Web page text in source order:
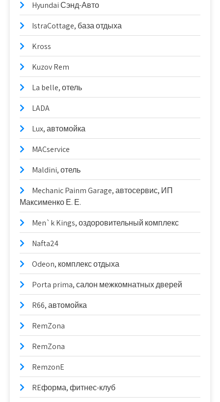
Hyundai Сэнд-Авто
IstraCottage, база отдыха
Kross
Kuzov Rem
La belle, отель
LADA
Lux, автомойка
MACservice
Maldini, отель
Mechanic Painm Garage, автосервис, ИП
Максименко Е. Е.
Men`k Kings, оздоровительный комплекс
Nafta24
Odeon, комплекс отдыха
Porta prima, салон межкомнатных дверей
R66, автомойка
RemZona
RemZona
RemzonE
REформа, фитнес-клуб